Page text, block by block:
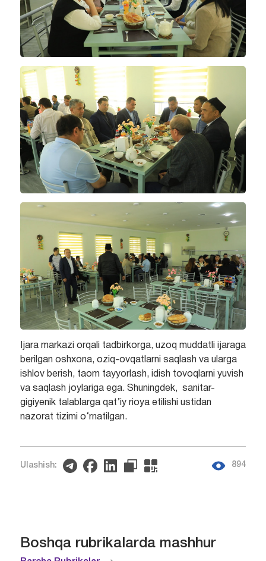
Ijara markazi orqali tadbirkorga, uzoq muddatli ijaraga
berilgan oshxona, oziq-ovqatlarni saqlash va ularga
ishlov berish, taom tayyorlash, idish tovoqlarni yuvish
va saqlash joylariga ega. Shuningdek, sanitar-
gigiyenik talablarga qat’iy rioya etilishi ustidan
nazorat tizimi o‘rnatilgan.
Ulashish: 894
Boshqa rubrikalarda mashhur